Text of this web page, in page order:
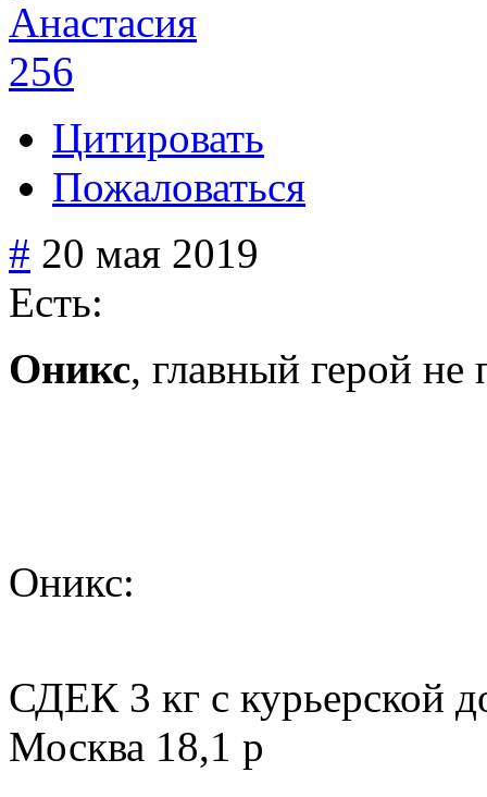
256
Цитировать
Пожаловаться
# 20 мая 2019
Есть:
Оникс, главный герой
Оникс:
СДЕК 3 кг с курьерской
Москва 18,1 р